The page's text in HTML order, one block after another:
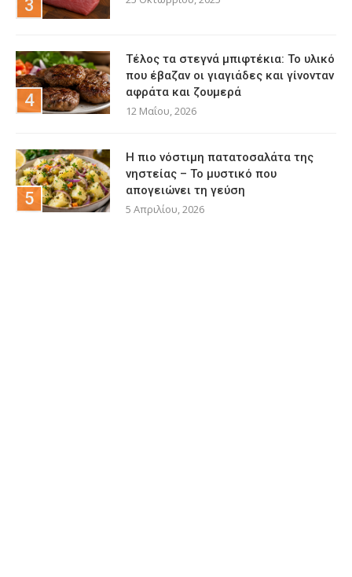
Τέλος τα στεγνά μπιφτέκια: Το υλικό
που έβαζαν οι γιαγιάδες και γίνονταν
αφράτα και ζουμερά
12 Μαΐου, 2026
Η πιο νόστιμη πατατοσαλάτα της
νηστείας – Το μυστικό που
απογειώνει τη γεύση
5 Απριλίου, 2026